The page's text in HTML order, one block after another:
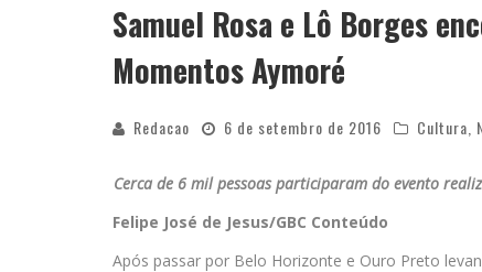
Samuel Rosa e Lô Borges
Momentos Aymoré
Redacao 6 de setembro de 2016 Cultura
Cerca de 6 mil pessoas participaram do evento
Felipe José de Jesus/GBC Conteúdo
Após passar por Belo Horizonte e Ouro Preto